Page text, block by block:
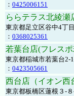
： 0425006151
ららテラス北綾瀬
東京都足立区谷中4丁
： 0368025361
若葉台店(フレス
東京都稲城市若葉台2-
： 0423505661
西台店（イオン西
東京都板橋区蓮根３-